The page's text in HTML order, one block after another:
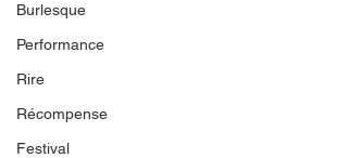
Burlesque
Performance
Rire
Récompense
Festival